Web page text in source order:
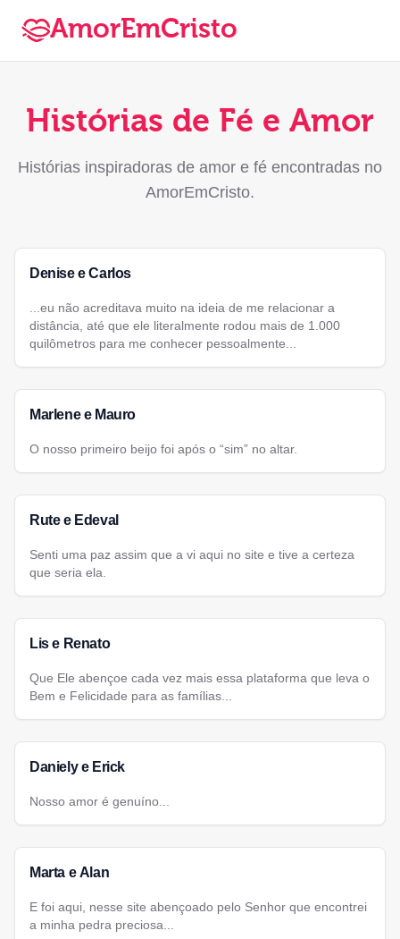
AmorEmCristo
Histórias de Fé e Amor
Histórias inspiradoras de amor e fé encontradas no
AmorEmCristo.
Denise e Carlos
...eu não acreditava muito na ideia de me relacionar a
distância, até que ele literalmente rodou mais de 1.000
quilômetros para me conhecer pessoalmente...
Marlene e Mauro
O nosso primeiro beijo foi após o “sim” no altar.
Rute e Edeval
Senti uma paz assim que a vi aqui no site e tive a certeza
que seria ela.
Lis e Renato
Que Ele abençoe cada vez mais essa plataforma que leva o
Bem e Felicidade para as famílias...
Daniely e Erick
Nosso amor é genuíno...
Marta e Alan
E foi aqui, nesse site abençoado pelo Senhor que encontrei
a minha pedra preciosa...